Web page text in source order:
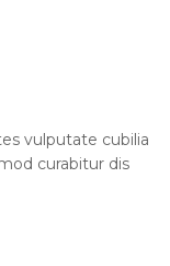
vulputate cubilia
curabitur dis